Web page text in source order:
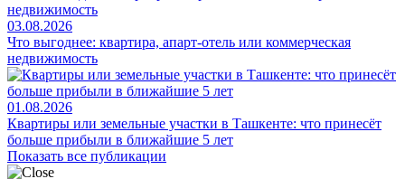
03.08.2026
Что выгоднее: квартира, апарт-отель или коммерческая
недвижимость
01.08.2026
Квартиры или земельные участки в Ташкенте: что принесёт
больше прибыли в ближайшие 5 лет
Показать все публикации